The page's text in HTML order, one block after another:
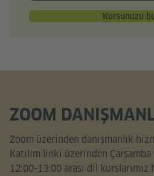
Kursunuzu
ZOOM
Zoom üzerinden danışmanlık
Katılım linki üzerinden
12:00-13:00 arası dil